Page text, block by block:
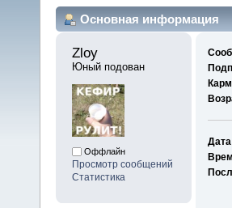
Основная информация
Zloy
Юный подован
Оффлайн
Просмотр сообщений
Статистика
Дата